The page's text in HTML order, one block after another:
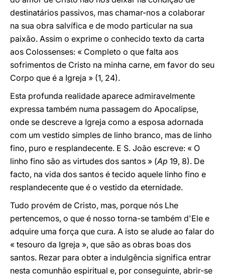
destinatários passivos, mas chamar-nos a colaborar
na sua obra salvífica e de modo particular na sua
paixão. Assim o exprime o conhecido texto da carta
aos Colossenses: « Completo o que falta aos
sofrimentos de Cristo na minha carne, em favor do seu
Corpo que é a Igreja » (1, 24).
Esta profunda realidade aparece admiravelmente
expressa também numa passagem do Apocalipse,
onde se descreve a Igreja como a esposa adornada
com um vestido simples de linho branco, mas de linho
fino, puro e resplandecente. E S. João escreve: « O
linho fino são as virtudes dos santos » (Ap 19, 8). De
facto, na vida dos santos é tecido aquele linho fino e
resplandecente que é o vestido da eternidade.
Tudo provém de Cristo, mas, porque nós Lhe
pertencemos, o que é nosso torna-se também d'Ele e
adquire uma força que cura. A isto se alude ao falar do
« tesouro da Igreja », que são as obras boas dos
santos. Rezar para obter a indulgência significa entrar
nesta comunhão espiritual e, por conseguinte, abrir-se